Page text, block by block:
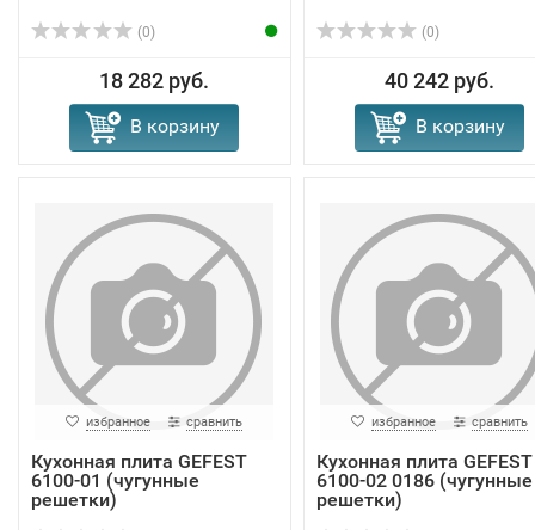
(0)
18 282 руб.
В корзину
(0)
40 242 руб.
В корзину
избранное сравнить
Кухонная плита GEFEST
6100-01 (чугунные
решетки)
избранное сравнить
Кухонная плита GEFEST
6100-02 0186 (чугунные
решетки)